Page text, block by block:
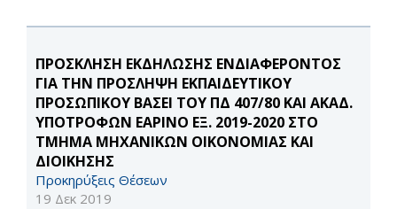
ΠΡΟΣΚΛΗΣΗ ΕΚΔΗΛΩΣΗΣ ΕΝΔΙΑΦΕΡΟΝΤΟΣ
ΓΙΑ ΤΗΝ ΠΡΟΣΛΗΨΗ ΕΚΠΑΙΔΕΥΤΙΚΟΥ
ΠΡΟΣΩΠΙΚΟΥ ΒΑΣΕΙ ΤΟΥ ΠΔ 407/80 ΚΑΙ ΑΚΑΔ.
ΥΠΟΤΡΟΦΩΝ ΕΑΡΙΝΟ ΕΞ. 2019-2020 ΣΤΟ
ΤΜΗΜΑ ΜΗΧΑΝΙΚΩΝ ΟΙΚΟΝΟΜΙΑΣ ΚΑΙ
ΔΙΟΙΚΗΣΗΣ
Προκηρύξεις Θέσεων
19 Δεκ 2019